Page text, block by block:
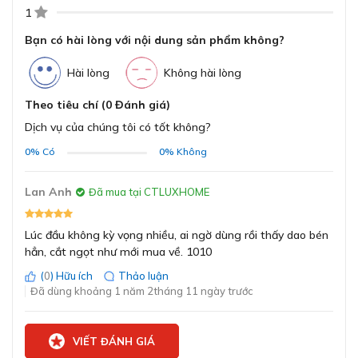
loại bỏ các vết mẻ, phục hồi lưỡi dao bị cùn.
Khe mài tinh sử dụng chất liệu Ceramic cao cấp, giúp
bền sắc.
Vật liệu nhựa ABS cao cấp kết hợp lưỡi mài
siêu bền
Toàn bộ thân dụng cụ được làm từ nhựa ABS chắc
chịu lực tốt. Lưỡi mài không bị rỉ sét, đảm bảo an toàn
thực phẩm và thân thiện với sức khỏe người dùng.
Ngoài ra, phần tay cầm được bọc nhựa mềm tạo cảm
giác êm tay, hạn chế trơn trượt trong quá trình sử dụng.
1
Bạn có hài lòng với nội dung sản phẩm không?
Hài lòng Không hài lòng
Theo tiêu chí (0 Đánh giá)
Dịch vụ của chúng tôi có tốt không?
0% Có 0% Không
Lan Anh Đã mua tại CTLUXHOME
Lúc đầu không kỳ vọng nhiều, ai ngờ dùng rồi thấy dao bén
hẳn, cắt ngọt như mới mua về. 1010
(0) Hữu ích
Thảo luận
Đã dùng khoảng 1 năm 2tháng 11 ngày trước
VIẾT ĐÁNH GIÁ